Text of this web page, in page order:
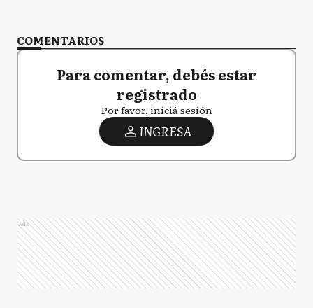
COMENTARIOS
Para comentar, debés estar
registrado
Por favor, iniciá sesión
INGRESA
Ads